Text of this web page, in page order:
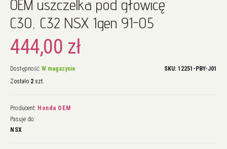
początek
galerii
OEM uszczelka pod głowicę
C30, C32 NSX 1gen 91-05
444,00 zł
Dostępność: W magazynie
Zostało 2 szt.
SKU 12251-PBY-J01
Producent: Honda OEM
Pasuje do:
NSX